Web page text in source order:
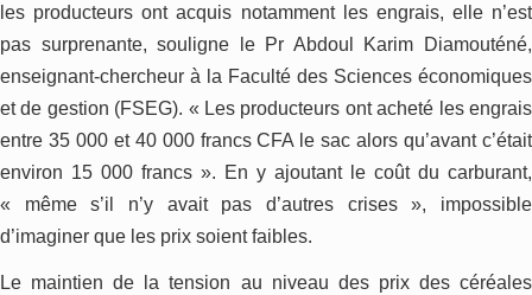
les producteurs ont acquis notamment les engrais, elle n’est
pas surprenante, souligne le Pr Abdoul Karim Diamouténé,
enseignant-chercheur à la Faculté des Sciences économiques
et de gestion (FSEG). « Les producteurs ont acheté les engrais
entre 35 000 et 40 000 francs CFA le sac alors qu’avant c’était
environ 15 000 francs ». En y ajoutant le coût du carburant,
« même s’il n’y avait pas d’autres crises », impossible
d’imaginer que les prix soient faibles.
Le maintien de la tension au niveau des prix des céréales